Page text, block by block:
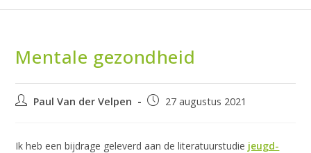
Mentale gezondheid
BerichtPaul Van der Velpen
Bericht27 augustus 2021
Ik heb een bijdrage geleverd aan de literatuurstudie jeugd-